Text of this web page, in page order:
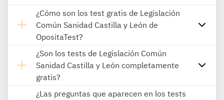
¿Cómo son los test gratis de Legislación
Común Sanidad Castilla y León de
OpositaTest?
¿Son los tests de Legislación Común
Sanidad Castilla y León completamente
gratis?
¿Las preguntas que aparecen en los tests